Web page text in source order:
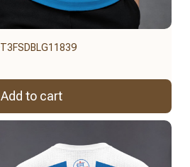
Add to cart